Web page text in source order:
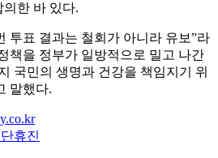
한 바 있다.
투표 결과는 철회가 아니라 유보”라
책을 정부가 일방적으로 밀고 나간
국민의 생명과 건강을 책임지기 위
말했다.
휴진